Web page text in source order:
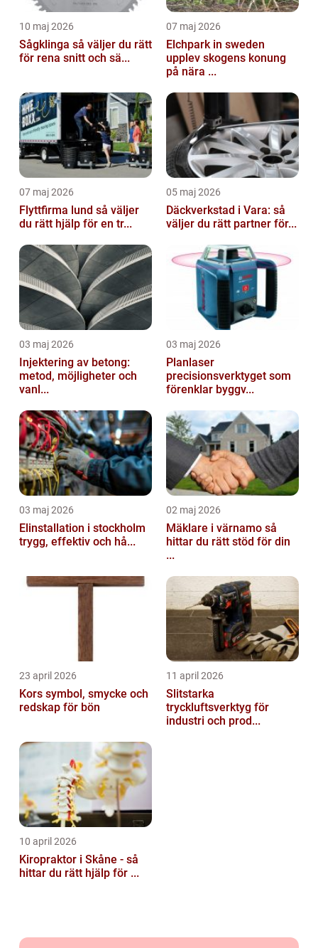
10 maj 2026
Sågklinga så väljer du rätt
för rena snitt och sä...
07 maj 2026
Elchpark in sweden
upplev skogens konung
på nära ...
07 maj 2026
Flyttfirma lund så väljer
du rätt hjälp för en tr...
05 maj 2026
Däckverkstad i Vara: så
väljer du rätt partner för...
03 maj 2026
Injektering av betong:
metod, möjligheter och
vanl...
03 maj 2026
Planlaser
precisionsverktyget som
förenklar byggv...
03 maj 2026
Elinstallation i stockholm
trygg, effektiv och hå...
02 maj 2026
Mäklare i värnamo så
hittar du rätt stöd för din
...
23 april 2026
Kors symbol, smycke och
redskap för bön
11 april 2026
Slitstarka
tryckluftsverktyg för
industri och prod...
10 april 2026
Kiropraktor i Skåne - så
hittar du rätt hjälp för ...